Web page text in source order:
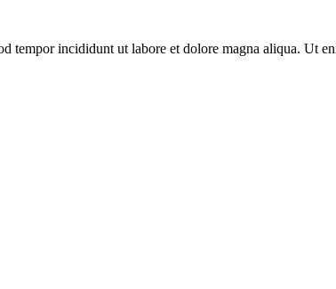
tempor incididunt ut labore et dolore magna aliqua. Ut